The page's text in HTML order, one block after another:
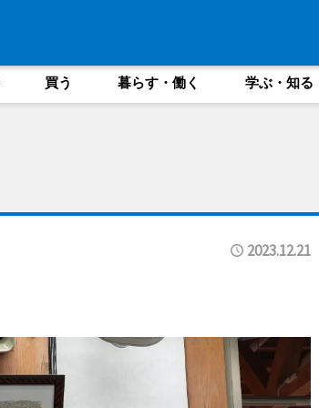
買う 暮らす・働く 学ぶ・知る
2023.12.21